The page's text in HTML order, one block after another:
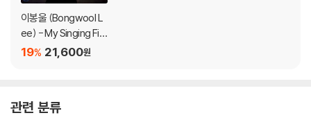
이봉울 (Bongwool L
ee) - My Singing Fin
gers 21,600원
19%
관련 분류